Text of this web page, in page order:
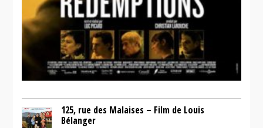
125, rue des Malaises – Film de Louis
Bélanger